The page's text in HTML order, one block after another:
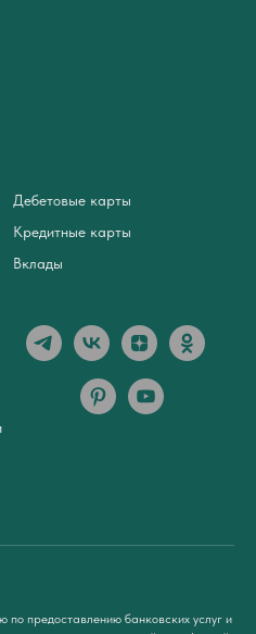
Дебетовые карты
Кредитные карты
Вклады
по предоставлению банковских услуг и